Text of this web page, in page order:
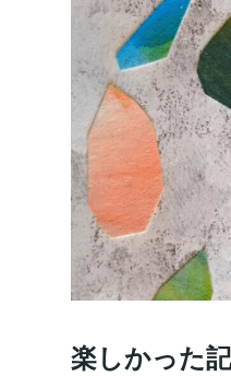
楽しかった